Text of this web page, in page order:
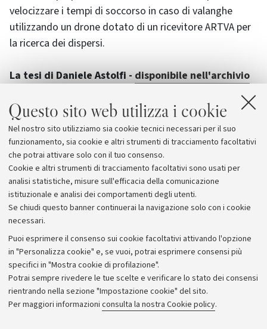
Questo sito web utilizza i cookie
Nel nostro sito utilizziamo sia cookie tecnici necessari per il suo
funzionamento, sia cookie e altri strumenti di tracciamento facoltativi
che potrai attivare solo con il tuo consenso.
Cookie e altri strumenti di tracciamento facoltativi sono usati per
analisi statistiche, misure sull'efficacia della comunicazione
istituzionale e analisi dei comportamenti degli utenti.
Se chiudi questo banner continuerai la navigazione solo con i cookie
necessari.
Puoi esprimere il consenso sui cookie facoltativi attivando l'opzione
in "Personalizza cookie" e, se vuoi, potrai esprimere consensi più
specifici in "Mostra cookie di profilazione".
Potrai sempre rivedere le tue scelte e verificare lo stato dei consensi
rientrando nella sezione "Impostazione cookie" del sito.
Per maggiori informazioni consulta la nostra Cookie policy.
velocizzare i tempi di soccorso in caso di valanghe
utilizzando un drone dotato di un ricevitore ARTVA per
la ricerca dei dispersi.
La tesi di Daniele Astolfi - disponibile nell'archivio
progetto di osservatori ad alto guadagno "low
power" e le problematiche di regolazione non lineare
multivariabile, elementi utilizzati per la ricostruzione
dello stato nel drone quadrirotore in azione.
Archivio
Comunicati stampa
Redazione
Rassegna stampa